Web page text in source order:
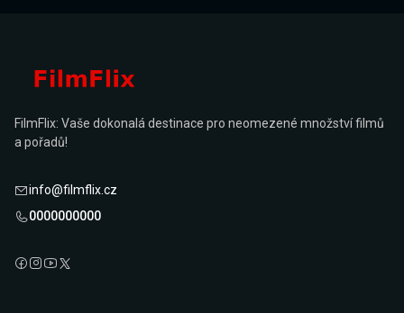
FilmFlix: Vaše dokonalá destinace pro neomezené množství filmů
a pořadů!
info@filmflix.cz
0000000000